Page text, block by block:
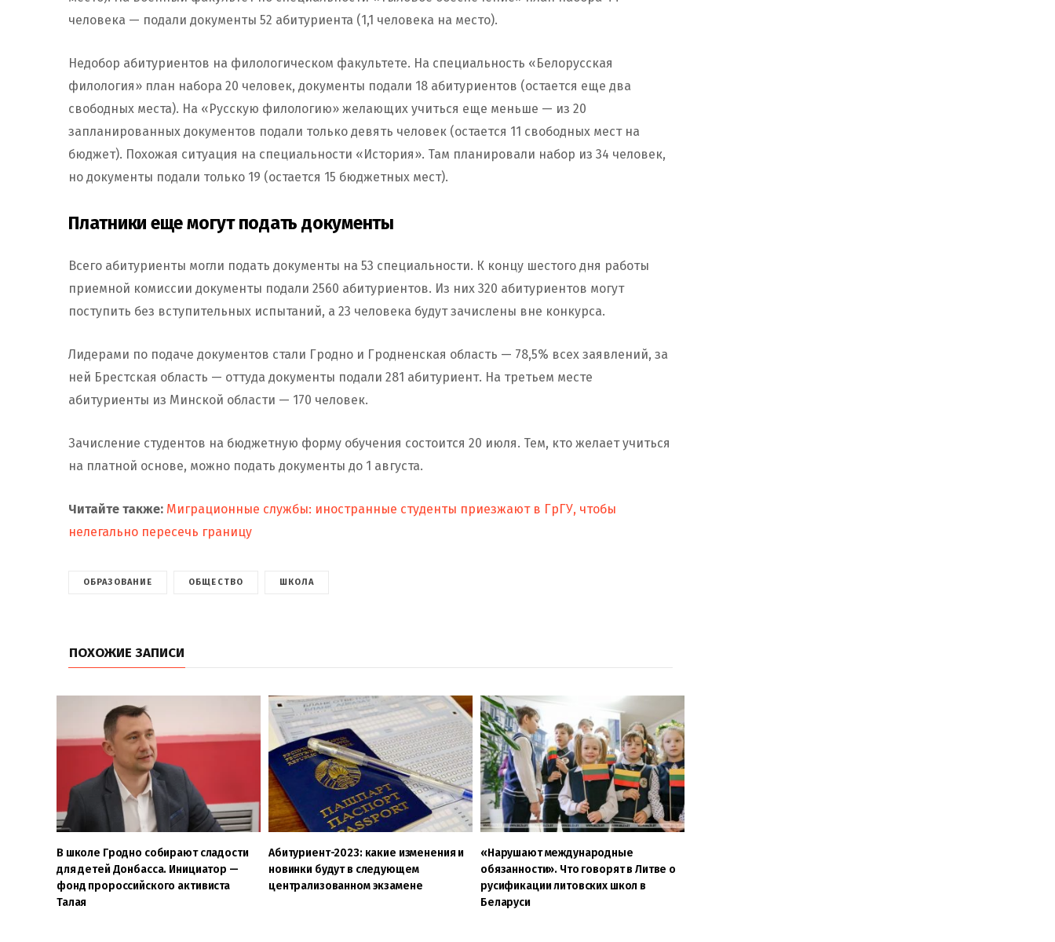
человека — подали документы 52 абитуриента (1,1 человека на место).
Недобор абитуриентов на филологическом факультете. На специальность «Белорусская
филология» план набора 20 человек, документы подали 18 абитуриентов (остается еще два
свободных места). На «Русскую филологию» желающих учиться еще меньше — из 20
запланированных документов подали только девять человек (остается 11 свободных мест на
бюджет). Похожая ситуация на специальности «История». Там планировали набор из 34 человек,
но документы подали только 19 (остается 15 бюджетных мест).
Платники еще могут подать документы
Всего абитуриенты могли подать документы на 53 специальности. К концу шестого дня работы
приемной комиссии документы подали 2560 абитуриентов. Из них 320 абитуриентов могут
поступить без вступительных испытаний, а 23 человека будут зачислены вне конкурса.
Лидерами по подаче документов стали Гродно и Гродненская область — 78,5% всех заявлений, за
ней Брестская область — оттуда документы подали 281 абитуриент. На третьем месте
абитуриенты из Минской области — 170 человек.
Зачисление студентов на бюджетную форму обучения состоится 20 июля. Тем, кто желает учиться
на платной основе, можно подать документы до 1 августа.
Читайте также: Миграционные службы: иностранные студенты приезжают в ГрГУ, чтобы
нелегально пересечь границу
ОБРАЗОВАНИЕ ОБЩЕСТВО ШКОЛА
ПОХОЖИЕ ЗАПИСИ
В школе Гродно собирают сладости
для детей Донбасса. Инициатор —
фонд пророссийского активиста
Талая
Абитуриент-2023: какие изменения и
новинки будут в следующем
централизованном экзамене
«Нарушают международные
обязанности». Что говорят в Литве о
русификации литовских школ в
Беларуси